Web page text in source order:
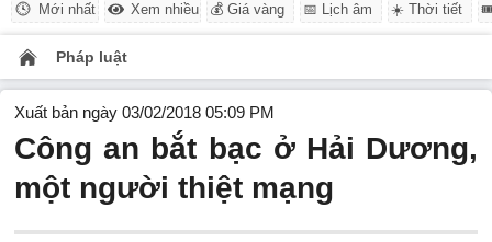
Mới nhất Xem nhiều 💰 Giá vàng 📅 Lịch âm ☀️ Thời tiết
Pháp luật
Xuất bản ngày 03/02/2018 05:09 PM
Công an bắt bạc ở Hải Dương,
một người thiệt mạng